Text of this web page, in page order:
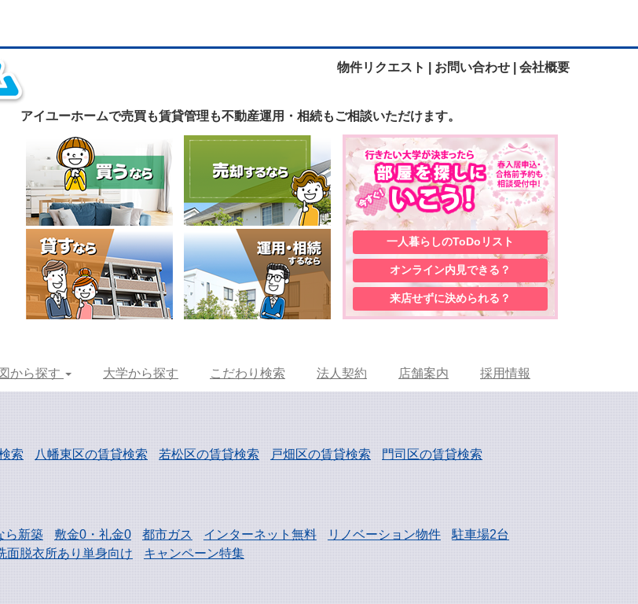
物件リクエスト | お問い合わせ | 会社概要
アイユーホームで売買も賃貸管理も不動産運用・相続も ご相談いただけます。
一人暮らしのToDoリスト
オンライン内見できる？
来店せずに決められる？
から探す 大学から探す こだわり検索 法人契約 店舗案内 採用情報
索 八幡東区の賃貸検索 若松区の賃貸検索 戸畑区の賃貸検索
門司区の賃貸検索
ら新築 敷金0・礼金0 都市ガス インターネット無料 リノベーション物件
駐車場2台
面脱衣所あり単身向け キャンペーン特集